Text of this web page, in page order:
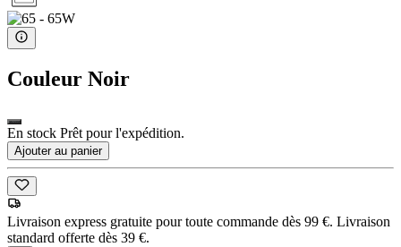
Couleur Noir
En stock Prêt pour l'expédition.
Ajouter au panier
Livraison express gratuite pour toute commande dès 99 €. Livraison
standard offerte dès 39 €.